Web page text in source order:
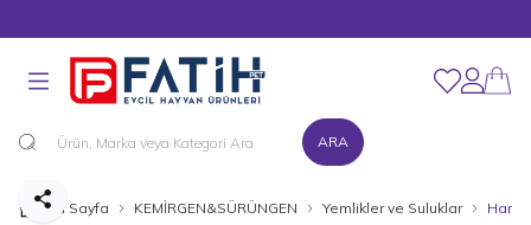
ARA
Hesabım
Favorilerim
Ana Sayfa KEMİRGEN&SÜRÜNGEN Yemlikler ve Suluklar
Paylaş